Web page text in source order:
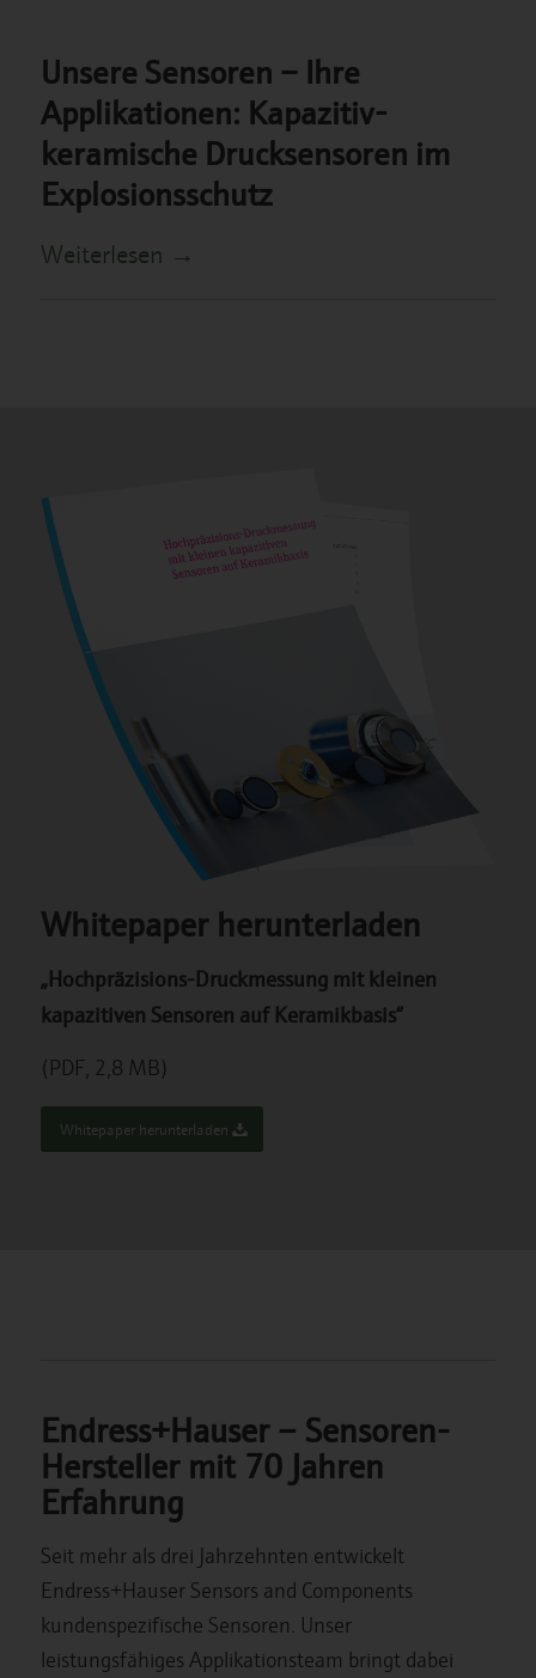
Unsere Sensoren – Ihre
Applikationen: Kapazitiv-
keramische Drucksensoren im
Explosionsschutz
Weiterlesen →
Whitepaper herunterladen
„Hochpräzisions-Druckmessung mit kleinen
kapazitiven Sensoren auf Keramikbasis“
(PDF, 2,8 MB)
Whitepaper herunterladen
Endress+Hauser – Sensoren-
Hersteller mit 70 Jahren
Erfahrung
Seit mehr als drei Jahrzehnten entwickelt
Endress+Hauser Sensors and Components
kundenspezifische Sensoren. Unser
leistungsfähiges Applikationsteam bringt dabei